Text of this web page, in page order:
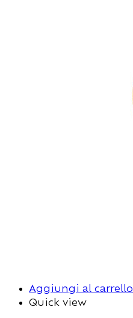
Aggiungi al carrello
Quick view